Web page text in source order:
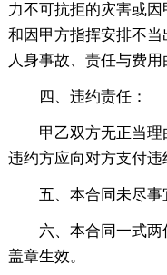
力不可抗拒的灾害或
和因甲方指挥安排不
人身事故、责任与费用
四、违约责任：
甲乙双方无正当理
违约方应向对方支付违
五、本合同未尽事
六、本合同一式两
盖章生效。